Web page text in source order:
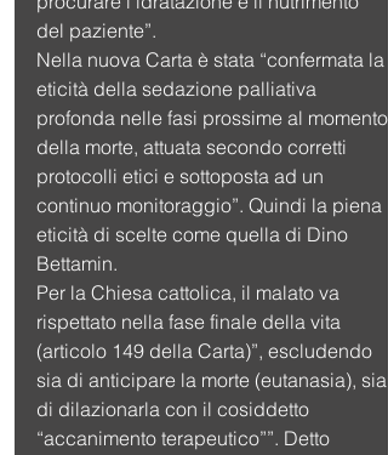
del paziente”.
Nella nuova Carta è stata “confermata la
eticità della sedazione palliativa
profonda nelle fasi prossime al momento
della morte, attuata secondo corretti
protocolli etici e sottoposta ad un
continuo monitoraggio”. Quindi la piena
eticità di scelte come quella di Dino
Bettamin.
Per la Chiesa cattolica, il malato va
rispettato nella fase finale della vita
(articolo 149 della Carta)”, escludendo
sia di anticipare la morte (eutanasia), sia
di dilazionarla con il cosiddetto
“accanimento terapeutico””. Detto